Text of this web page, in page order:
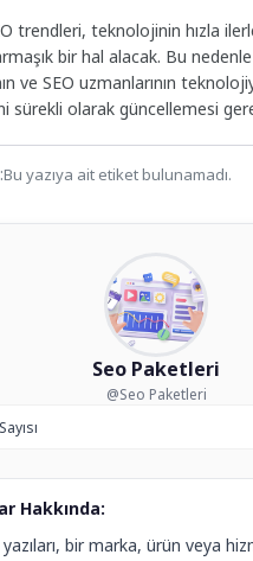
trendleri, teknolojinin hızla
bir hal alacak. Bu
ve SEO uzmanlarının
sürekli olarak güncellemesi
Bu yazıya ait etiket bulunamadı.
Seo Paketleri
@Seo Paketleri
Hakkında:
yazıları, bir marka, ürün veya